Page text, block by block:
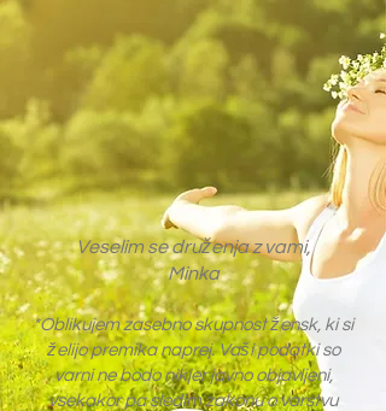
Veselim se druženja z vami,
Minka
*Oblikujem zasebno skupnost žensk, ki si
želijo premika naprej. Vaši podatki so
varni ne bodo nikjer javno objavljeni,
vsekakor pa sledim zakonu o varstvu